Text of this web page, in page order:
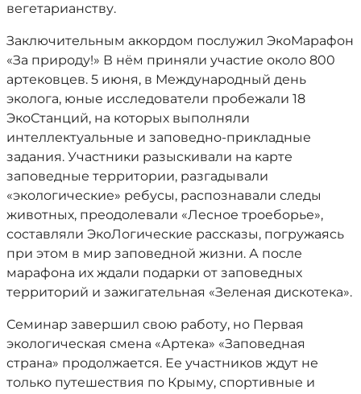
вегетарианству.
Заключительным аккордом послужил ЭкоМарафон
«За природу!» В нём приняли участие около 800
артековцев. 5 июня, в Международный день
эколога, юные исследователи пробежали 18
ЭкоСтанций, на которых выполняли
интеллектуальные и заповедно-прикладные
задания. Участники разыскивали на карте
заповедные территории, разгадывали
«экологические» ребусы, распознавали следы
животных, преодолевали «Лесное троеборье»,
составляли ЭкоЛогические рассказы, погружаясь
при этом в мир заповедной жизни. А после
марафона их ждали подарки от заповедных
территорий и зажигательная «Зеленая дискотека».
Семинар завершил свою работу, но Первая
экологическая смена «Артека» «Заповедная
страна» продолжается. Ее участников ждут не
только путешествия по Крыму, спортивные и